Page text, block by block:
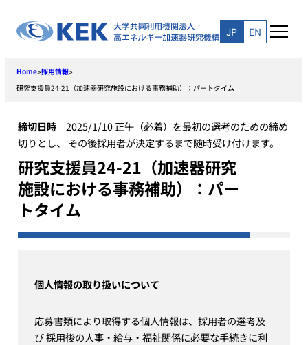
content
JP EN
Home>採用情報>
研究支援員24-21（加速器研究施設における事務補助）：パートタイム
締切日時 2025/1/10 正午（必着）を最初の選考のための締め
切りとし、 その後採用者が決定するまで随時受け付けます。
研究支援員24-21（加速器研究
施設における事務補助）：パー
トタイム
個人情報の取り扱いについて
応募書類により取得する個人情報は、採用者の選考及
び 採用後の人事・給与・福祉関係に必要な手続きに利